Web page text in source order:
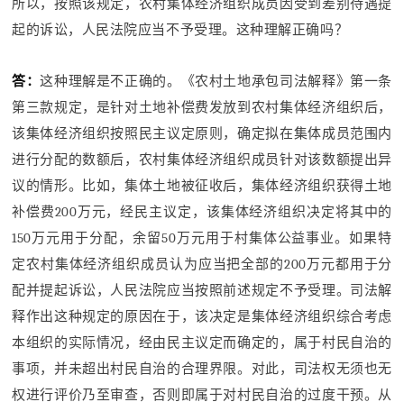
所以，按照该规定，农村集体经济组织成员因受到差别待遇提
起的诉讼，人民法院应当不予受理。这种理解正确吗？
答：这种理解是不正确的。《农村土地承包司法解释》第一条
第三款规定，是针对土地补偿费发放到农村集体经济组织后，
该集体经济组织按照民主议定原则，确定拟在集体成员范围内
进行分配的数额后，农村集体经济组织成员针对该数额提出异
议的情形。比如，集体土地被征收后，集体经济组织获得土地
补偿费200万元，经民主议定，该集体经济组织决定将其中的
150万元用于分配，余留50万元用于村集体公益事业。如果特
定农村集体经济组织成员认为应当把全部的200万元都用于分
配并提起诉讼，人民法院应当按照前述规定不予受理。司法解
释作出这种规定的原因在于，该决定是集体经济组织综合考虑
本组织的实际情况，经由民主议定而确定的，属于村民自治的
事项，并未超出村民自治的合理界限。对此，司法权无须也无
权进行评价乃至审查，否则即属于对村民自治的过度干预。从